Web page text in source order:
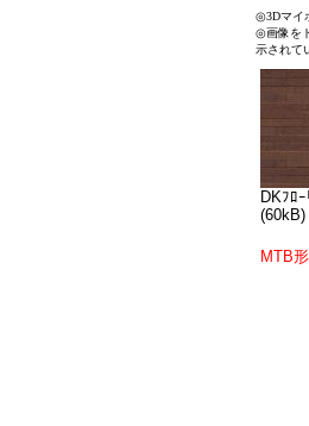
◎3Dマイ
◎画像を
示されて
DKﾌﾛ
(60kB)
MTB